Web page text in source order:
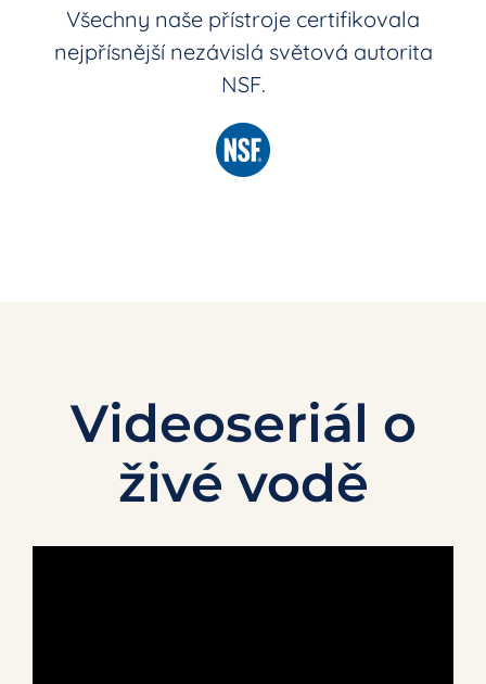
Všechny naše přístroje certifikovala
nejpřísnější nezávislá světová autorita
NSF.
Videoseriál o
živé vodě